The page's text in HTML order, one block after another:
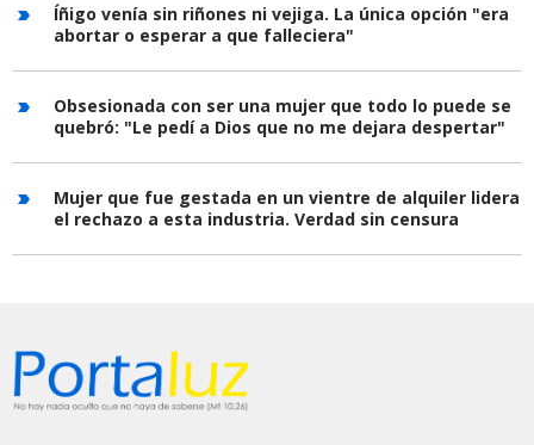
Íñigo venía sin riñones ni vejiga. La única opción "era
abortar o esperar a que falleciera"
Obsesionada con ser una mujer que todo lo puede se
quebró: "Le pedí a Dios que no me dejara despertar"
Mujer que fue gestada en un vientre de alquiler lidera
el rechazo a esta industria. Verdad sin censura